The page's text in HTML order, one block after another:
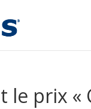
le prix «